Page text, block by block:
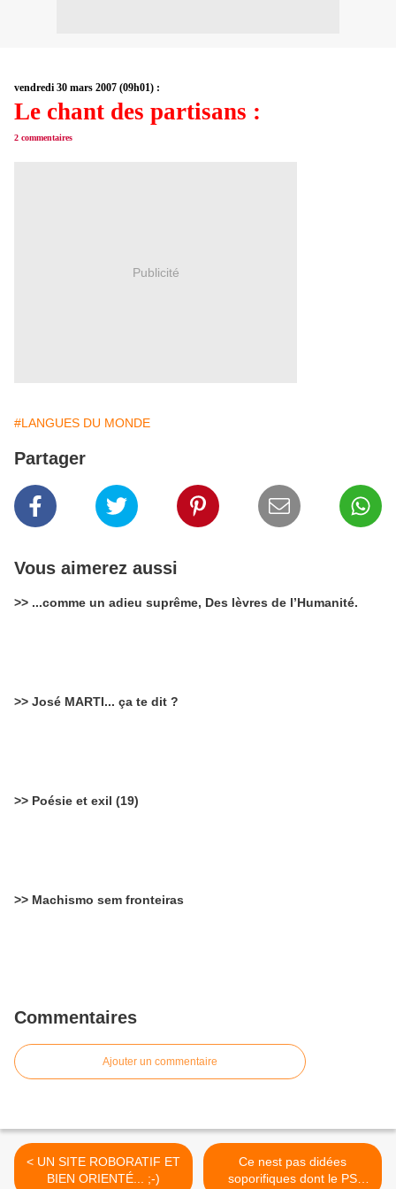
vendredi 30 mars 2007 (09h01) :
Le chant des partisans :
2 commentaires
Publicité
#LANGUES DU MONDE
Partager
Vous aimerez aussi
>> ...comme un adieu suprême, Des lèvres de l’Humanité.
>> José MARTI... ça te dit ?
>> Poésie et exil (19)
>> Machismo sem fronteiras
Commentaires
Ajouter un commentaire
< UN SITE ROBORATIF ET
BIEN ORIENTÉ... ;-)
Ce nest pas didées
soporifiques dont le PS